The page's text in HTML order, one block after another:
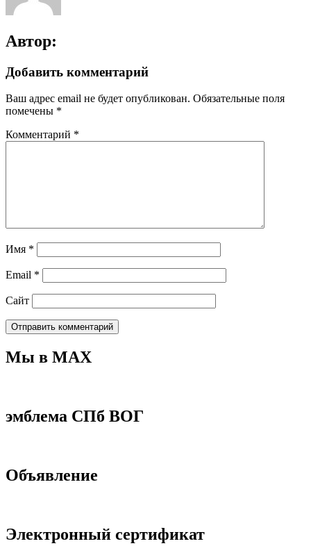
Автор:
Добавить комментарий
Ваш адрес email не будет опубликован. Обязательные поля
помечены *
Комментарий *
Имя *
Email *
Сайт
Мы в МАХ
эмблема СПб ВОГ
Объявление
Электронный сертификат